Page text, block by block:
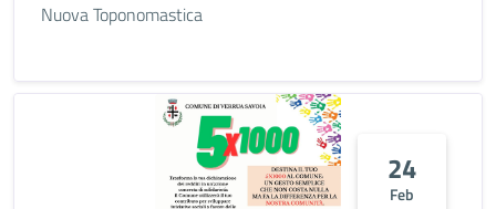
Nuova Toponomastica
24
Feb